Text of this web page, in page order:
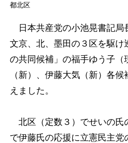
都北区
日本共産党の小池晃書記局
文京、北、墨田の３区を駆け
の共同候補」の福手ゆう子（
（新）、伊藤大気（新）各
えました。
北区（定数３）でせいの氏
で伊藤氏の応援に立憲民主党